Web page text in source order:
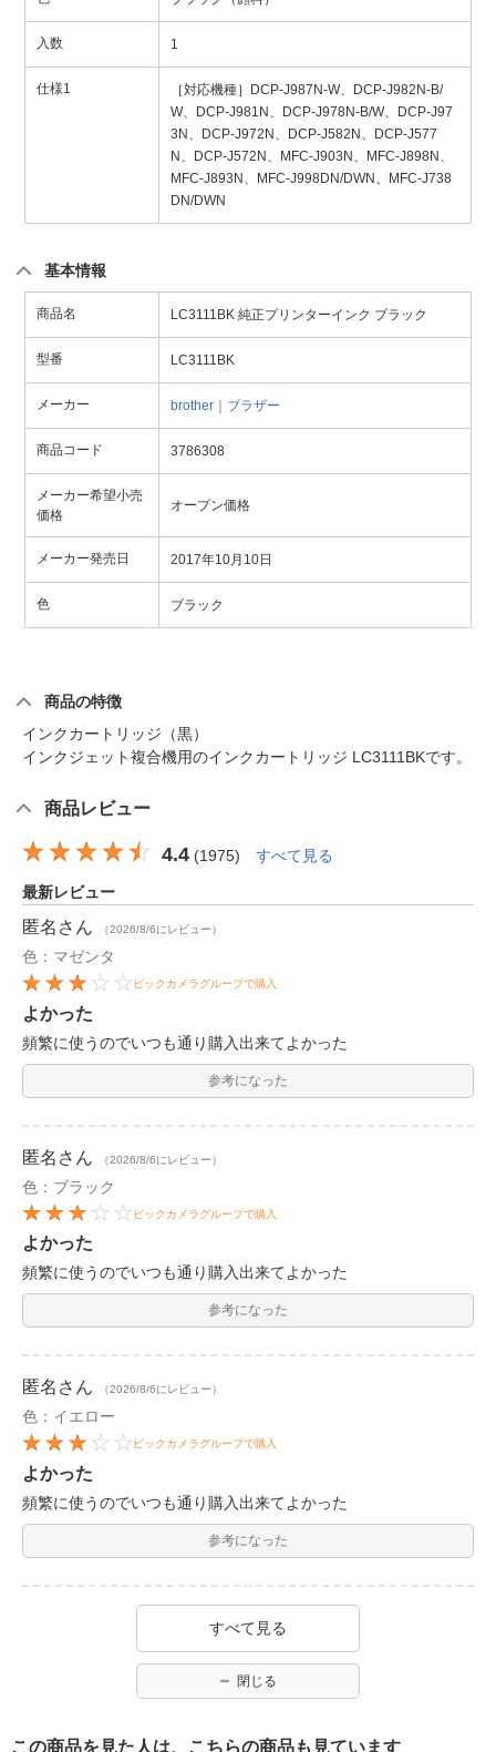
入数 1
仕様1
［対応機種］DCP-J987N-W、DCP-J982N-B/
W、DCP-J981N、DCP-J978N-B/W、DCP-J97
3N、DCP-J972N、DCP-J582N、DCP-J577
N、DCP-J572N、MFC-J903N、MFC-J898N、
MFC-J893N、MFC-J998DN/DWN、MFC-J738
DN/DWN
基本情報
商品名 LC3111BK 純正プリンターインク ブラック
型番 LC3111BK
メーカー brother｜ブラザー
商品コード 3786308
メーカー希望小売
価格
オープン価格
メーカー発売日 2017年10月10日
色 ブラック
商品の特徴
インクカートリッジ（黒）
インクジェット複合機用のインクカートリッジ LC3111BKです。
商品レビュー
4.4 (1975) すべて見る
最新レビュー
匿名 さん （2026/8/6にレビュー）
色：マゼンタ
ビックカメラグループで購入
よかった
頻繁に使うのでいつも通り購入出来てよかった
参考になった
匿名 さん （2026/8/6にレビュー）
色：ブラック
ビックカメラグループで購入
よかった
頻繁に使うのでいつも通り購入出来てよかった
参考になった
匿名 さん （2026/8/6にレビュー）
色：イエロー
ビックカメラグループで購入
よかった
頻繁に使うのでいつも通り購入出来てよかった
参考になった
すべて見る
閉じる
この商品を見た人は、こちらの商品も見ています